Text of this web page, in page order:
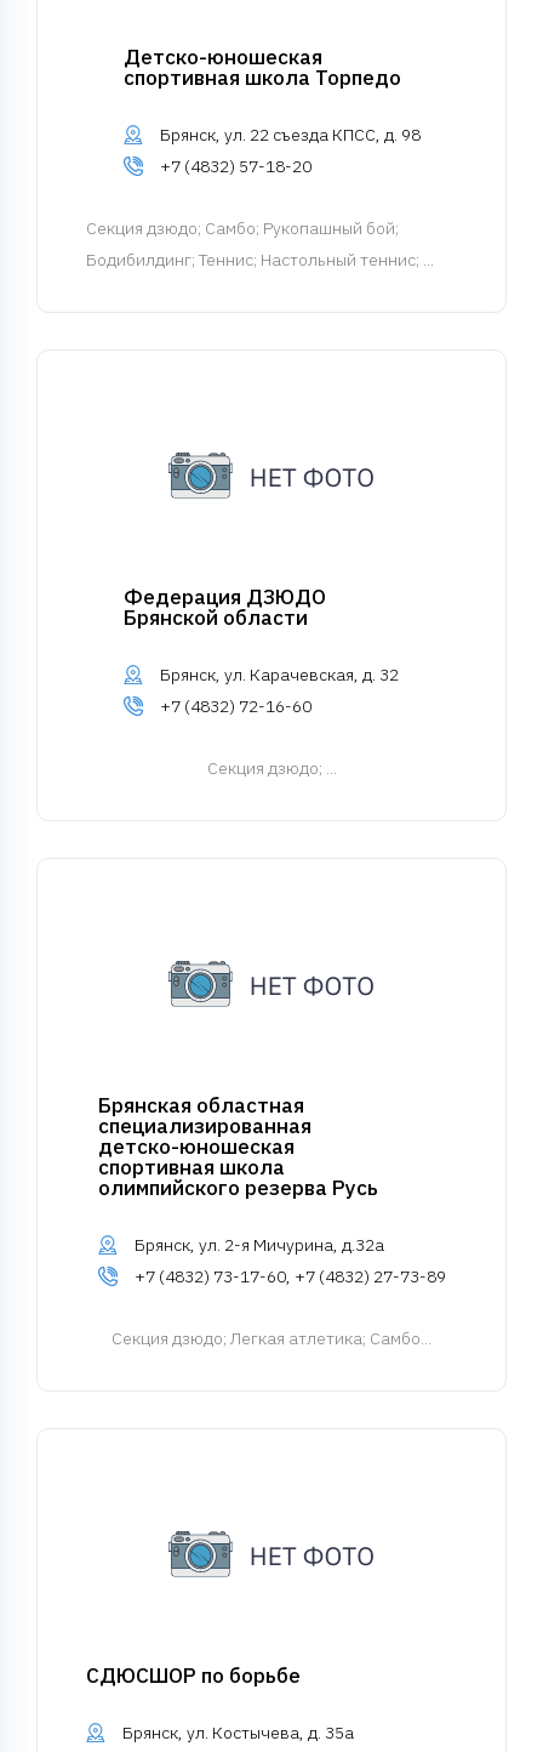
Детско-юношеская
спортивная школа Торпедо
Брянск, ул. 22 съезда КПСС, д. 98
+7 (4832) 57-18-20
Cекция дзюдо; Самбо; Рукопашный бой;
Бодибилдинг; Теннис; Настольный теннис; ...
Федерация ДЗЮДО
Брянской области
Брянск, ул. Карачевская, д. 32
+7 (4832) 72-16-60
Cекция дзюдо; ...
Брянская областная
специализированная
детско-юношеская
спортивная школа
олимпийского резерва Русь
Брянск, ул. 2-я Мичурина, д.32а
+7 (4832) 73-17-60, +7 (4832) 27-73-89
Cекция дзюдо; Легкая атлетика; Самбо...
СДЮСШОР по борьбе
Брянск, ул. Костычева, д. 35а